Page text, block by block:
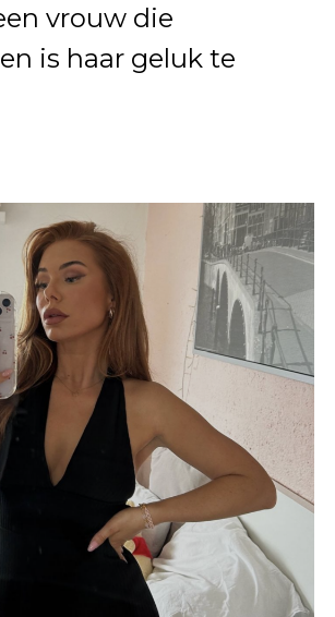
vrouw die
is haar geluk te